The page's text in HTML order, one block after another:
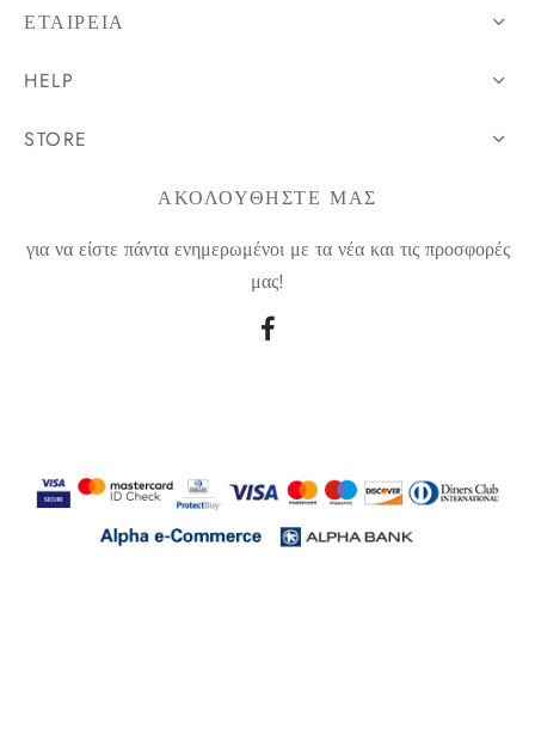
ΕΤΑΙΡΕΊΑ
HELP
STORE
ΑΚΟΛΟΥΘΗΣΤΕ ΜΑΣ
για να είστε πάντα ενημερωμένοι με τα νέα και τις προσφορές
μας!